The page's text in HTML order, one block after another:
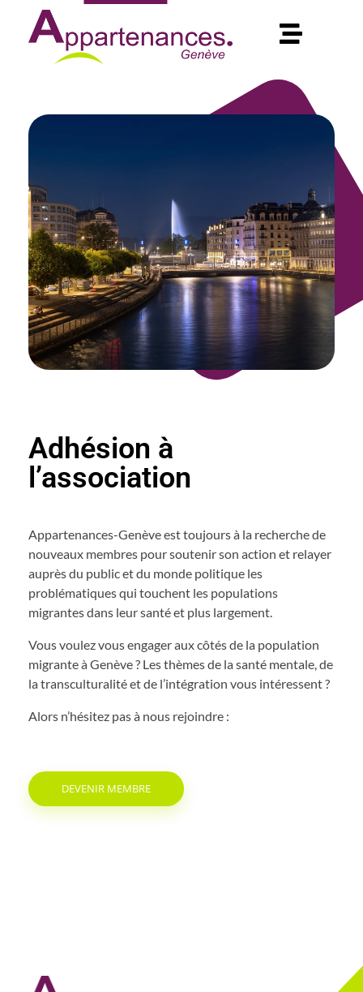
Adhésion à
l’association
Appartenances-Genève est toujours à la recherche de
nouveaux membres pour soutenir son action et relayer
auprès du public et du monde politique les
problématiques qui touchent les populations
migrantes dans leur santé et plus largement.
Vous voulez vous engager aux côtés de la population
migrante à Genève ? Les thèmes de la santé mentale, de
la transculturalité et de l’intégration vous intéressent ?
Alors n’hésitez pas à nous rejoindre :
DEVENIR MEMBRE